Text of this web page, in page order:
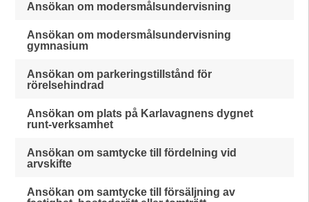
Ansökan om modersmålsundervisning
Ansökan om modersmålsundervisning
gymnasium
Ansökan om parkeringstillstånd för
rörelsehindrad
Ansökan om plats på Karlavagnens dygnet
runt-verksamhet
Ansökan om samtycke till fördelning vid
arvskifte
Ansökan om samtycke till försäljning av